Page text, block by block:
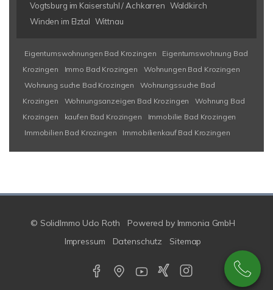
Vogtsburg im Kaiserstuhl / Achkarren Waldkirch
Winden im Elztal Wittnau
Eigentumswohnungen Bad Krozingen
Eigentumswohnung Bad
Krozingen
Immo Bad Krozingen
Wohnungen Bad Krozingen
Wohnung suche Bad Krozingen
Wohnungssuche Bad
Krozingen
Wohnungsanzeigen Bad Krozingen
Wohnung Bad
Krozingen
kaufen Bad Krozingen
Immobilie Bad Krozingen
Immobilien Bad Krozingen
Immobilienkauf Bad Krozingen
© SolidImmo Udo Roth Powered by Immonia GmbH
Impressum
Datenschutz Sitemap